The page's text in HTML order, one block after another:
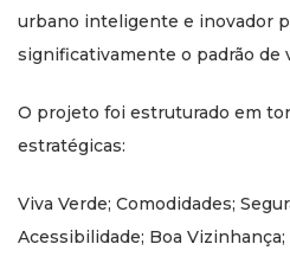
urbano inteligente e inovador
significativamente o padrão de
O projeto foi estruturado em
estratégicas:
Viva Verde; Comodidades;
Acessibilidade; Boa Vizinhança;